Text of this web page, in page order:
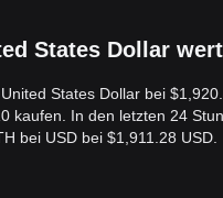
States Dollar
States Dollar bei
kaufen. In den letzten 24
bei USD bei $1,911.28 USD.